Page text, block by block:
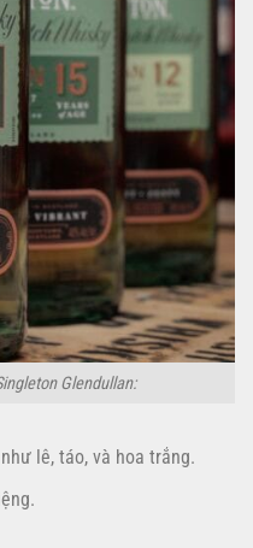
Glendullan:
lê, táo, và hoa trắng.